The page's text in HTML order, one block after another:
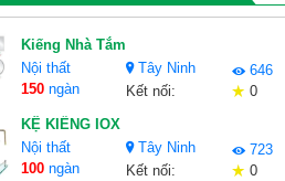
Kiếng Nhà Tắm
Nội thất
Tây Ninh
646
150 ngàn Kết nối: 0
KỆ KIẾNG IOX
Nội thất
Tây Ninh
723
100 ngàn Kết nối: 0